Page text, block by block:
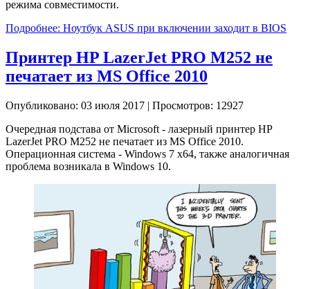
режима совместимости.
Подробнее: Ноутбук ASUS при включении заходит в BIOS
Принтер HP LazerJet PRO M252 не
печатает из MS Office 2010
Опубликовано: 03 июля 2017 | Просмотров: 12927
Очередная подстава от Microsoft - лазерный принтер HP
LazerJet PRO M252 не печатает из MS Office 2010.
Операционная система - Windows 7 x64, также аналогичная
проблема возникала в Windows 10.